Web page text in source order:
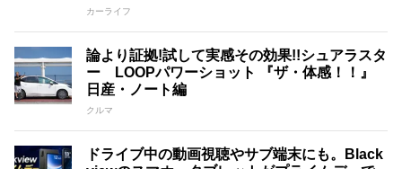
カーライフ
論より証拠!試して実感その効果!!シュアラスタ
ー LOOPパワーショット 『ザ・体感！！』
日産・ノート編
クルマ
ドライブ中の動画視聴やサブ端末にも。Black